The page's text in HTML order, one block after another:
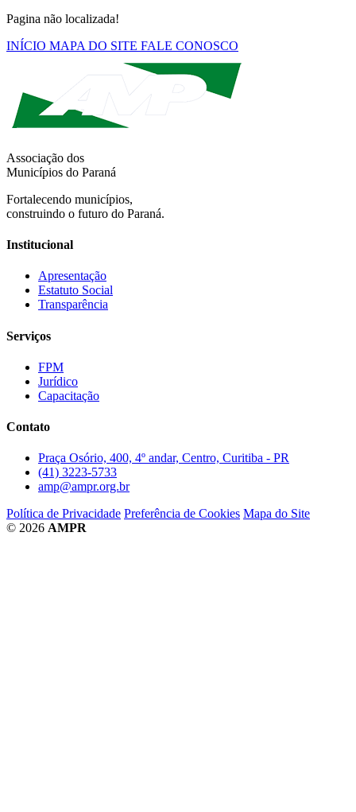
Pagina não localizada!
INÍCIO MAPA DO SITE FALE CONOSCO
Associação dos
Municípios do Paraná
Fortalecendo municípios,
construindo o futuro do Paraná.
Institucional
Apresentação
Estatuto Social
Transparência
Serviços
FPM
Jurídico
Capacitação
Contato
Praça Osório, 400, 4º andar, Centro, Curitiba - PR
(41) 3223-5733
amp@ampr.org.br
Política de Privacidade Preferência de Cookies Mapa do Site
© 2026 AMPR